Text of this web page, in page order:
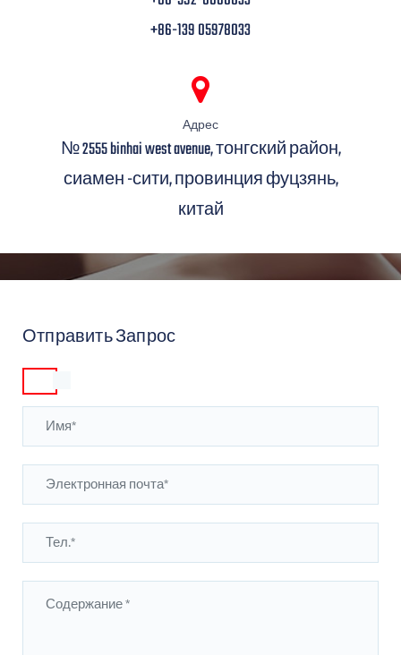
+86-139 05978033
Адрес
№ 2555 binhai west avenue, тонгский район,
сиамен -сити, провинция фуцзянь,
китай
Отправить Запрос